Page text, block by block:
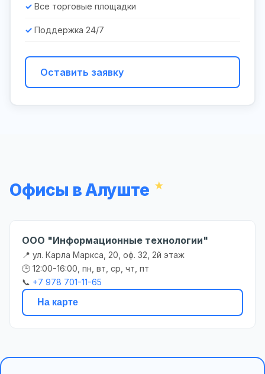
Все торговые площадки
Поддержка 24/7
Оставить заявку
Офисы в Алуште
ООО "Информационные технологии"
📍 ул. Карла Маркса, 20, оф. 32, 2й этаж
🕒 12:00-16:00, пн, вт, ср, чт, пт
📞 +7 978 701-11-65
На карте